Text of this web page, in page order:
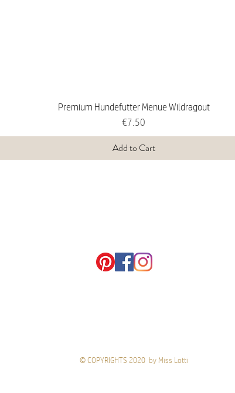
Premium Hundefutter Menue Wildragout
Price
€7.50
Add to Cart
© COPYRIGHTS 2020 by Miss Lotti